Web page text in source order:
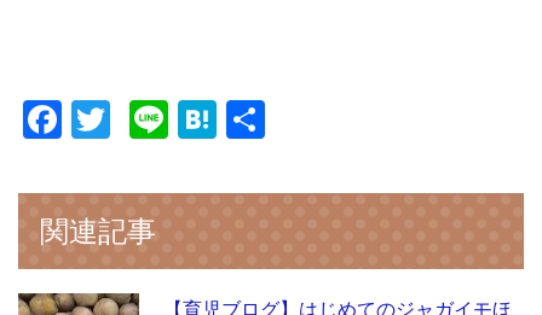
F
c
e
b
tt
er
Li
e
H
e
a
関連記事
【育児ブログ】はじめてのジャガイモほ